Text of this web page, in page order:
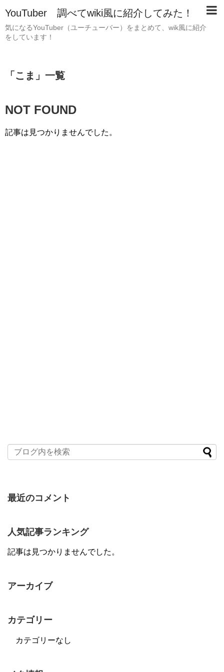
YouTuber 調べてwiki風に紹介してみた！
気になるYouTuber（ユーチューバー）をまとめて、wik風に紹介
をしています！
「 こま 」 一覧
NOT FOUND
記事は見つかりませんでした。
最近のコメント
人気記事ランキング
記事は見つかりませんでした。
アーカイブ
カテゴリー
カテゴリーなし